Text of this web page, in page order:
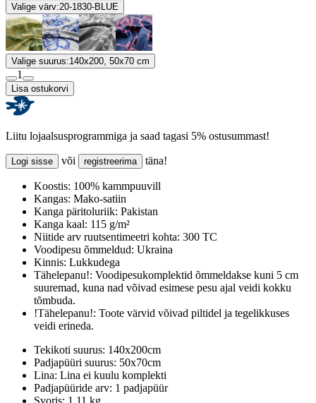
Valige värv:20-1830-BLUE
Valige suurus:140x200, 50x70 cm
1
Lisa ostukorvi
Liitu lojaalsusprogrammiga ja saad tagasi 5% ostusummast!
Logi sisse või registreerima täna!
Koostis: 100% kammpuuvill
Kangas: Mako-satiin
Kanga päritoluriik: Pakistan
Kanga kaal: 115 g/m²
Niitide arv ruutsentimeetri kohta: 300 TC
Voodipesu õmmeldud: Ukraina
Kinnis: Lukkudega
Tähelepanu!: Voodipesukomplektid õmmeldakse kuni 5 cm
suuremad, kuna nad võivad esimese pesu ajal veidi kokku
tõmbuda.
!Tähelepanu!: Toote värvid võivad piltidel ja tegelikkuses
veidi erineda.
Tekikoti suurus: 140x200cm
Padjapüüri suurus: 50x70cm
Lina: Lina ei kuulu komplekti
Padjapüüride arv: 1 padjapüür
Svoris: 1.11 kg